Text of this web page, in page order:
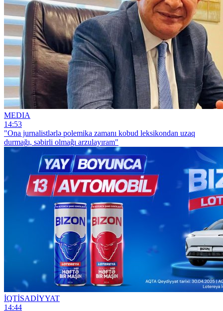
MEDIA
14:53
"Ona jurnalistlərlə polemika zamanı kobud leksikondan uzaq
durmağı, səbirli olmağı arzulayıram"
İQTİSADİYYAT
14:44